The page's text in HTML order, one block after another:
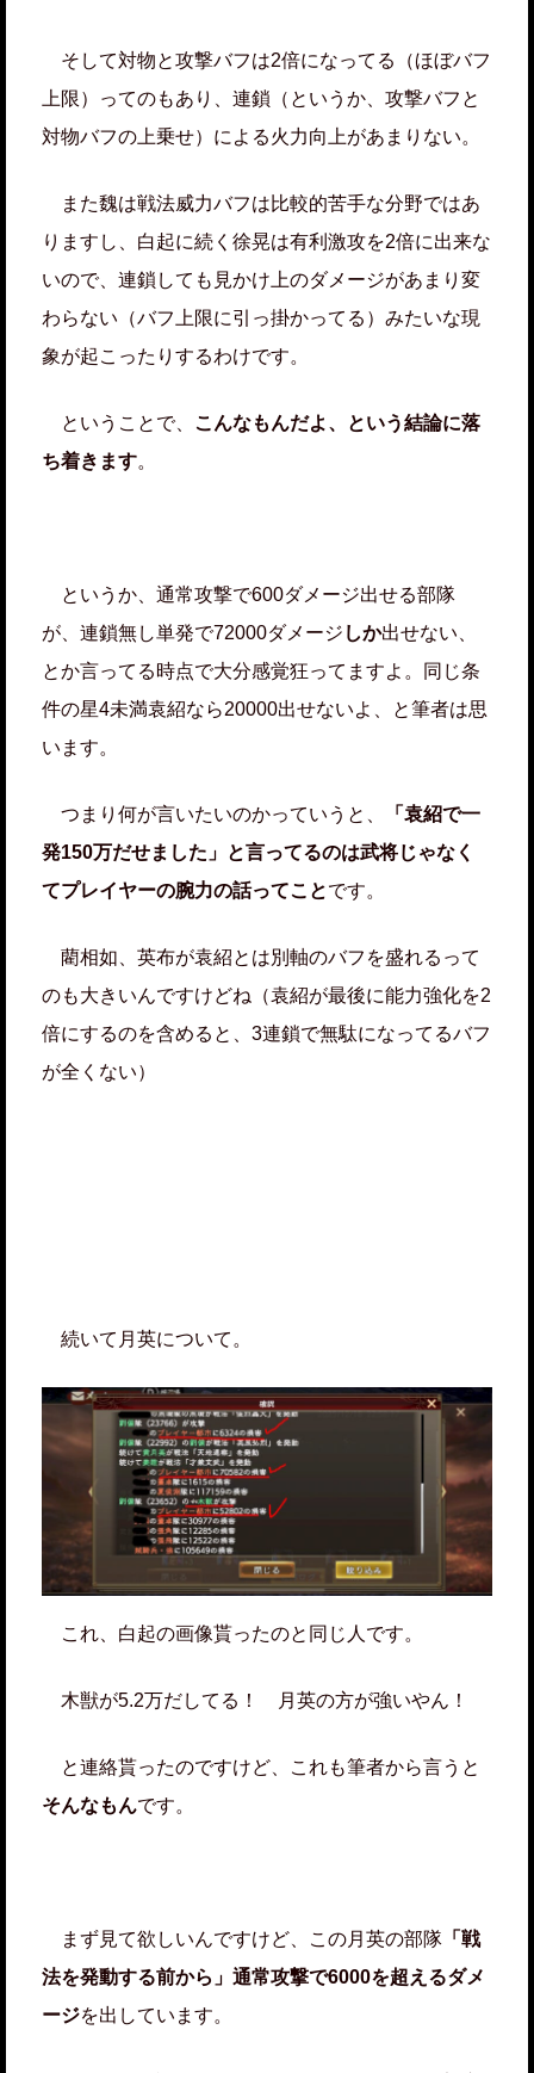
そして対物と攻撃バフは2倍になってる（ほぼバフ
上限）ってのもあり、連鎖（というか、攻撃バフと
対物バフの上乗せ）による火力向上があまりない。
また魏は戦法威力バフは比較的苦手な分野ではあ
りますし、白起に続く徐晃は有利激攻を2倍に出来な
いので、連鎖しても見かけ上のダメージがあまり変
わらない（バフ上限に引っ掛かってる）みたいな現
象が起こったりするわけです。
ということで、 こんなもんだよ、という結論に落
ち着きます。
というか、通常攻撃で600ダメージ出せる部隊
が、連鎖無し単発で72000ダメージ しか出せない、
とか言ってる時点で大分感覚狂ってますよ。同じ条
件の星4未満袁紹なら20000出せないよ、と筆者は思
います。
つまり何が言いたいのかっていうと、
「袁紹で一
発150万だせました」と言ってるのは武将じゃなく
てプレイヤーの腕力の話ってことです。
藺相如、英布が袁紹とは別軸のバフを盛れるって
のも大きいんですけどね（袁紹が最後に能力強化を2
倍にするのを含めると、3連鎖で無駄になってるバフ
が全くない）
続いて月英について。
これ、白起の画像貰ったのと同じ人です。
木獣が5.2万だしてる！ 月英の方が強いやん！
と連絡貰ったのですけど、これも筆者から言うと
そんなもんです。
まず見て欲しいんですけど、この月英の部隊 「戦
法を発動する前から」通常攻撃で6000を超えるダメ
ージを出しています。